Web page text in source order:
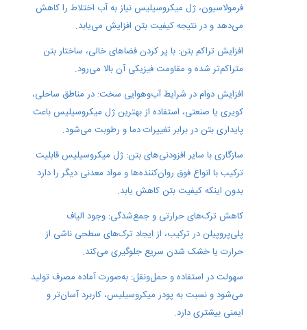
فرمولاسیون، ژل میکروسیلیس نیاز به آب اختلاط را کاهش
می‌دهد و در نتیجه کیفیت بتن افزایش می‌یابد.
افزایش تراکم بتن: با پر کردن فضاهای خالی، ساختار بتن
متراکم‌تر شده و مقاومت فیزیکی آن بالا می‌رود.
افزایش دوام در شرایط آب‌وهوایی سخت: در مناطق ساحلی،
کویری یا صنعتی، استفاده از بهترین ژل میکروسیلیس باعث
پایداری بتن در برابر تغییرات دما و رطوبت می‌شود.
سازگاری با سایر افزودنی‌های بتن: ژل میکروسیلیس قابلیت
ترکیب با انواع فوق روان‌کننده‌ها و مواد معدنی دیگر را دارد
بدون اینکه کیفیت بتن کاهش یابد.
کاهش ترک‌های حرارتی و جمع‌شدگی: وجود الیاف
پلی‌پروپیلن در ترکیب، از ایجاد ترک‌های سطحی ناشی از
حرارت یا خشک شدن سریع جلوگیری می‌کند.
سهولت در استفاده و حمل‌ونقل: به‌صورت آماده مصرف تولید
می‌شود و نسبت به پودر میکروسیلیس، کاربرد آسان‌تر و
ایمنی بیشتری دارد.